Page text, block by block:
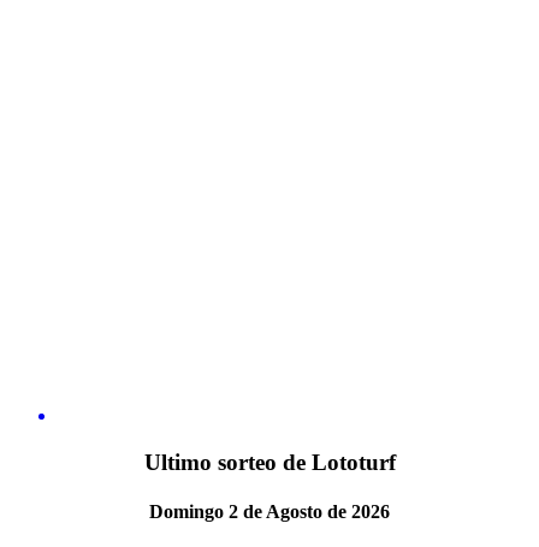
Ultimo sorteo de Lototurf
Domingo 2 de Agosto de 2026